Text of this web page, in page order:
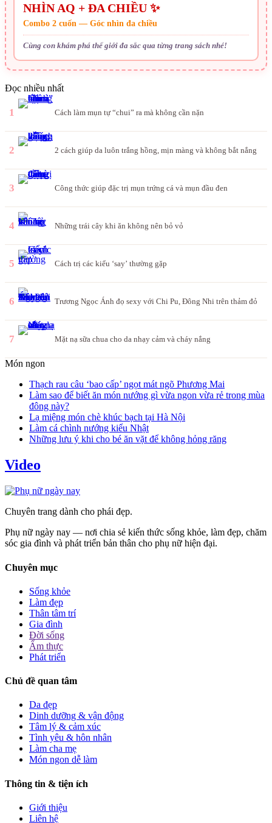
NHÌN AQ + ĐA CHIỀU ✨
Combo 2 cuốn — Góc nhìn đa chiều
Cùng con khám phá thế giới đa sắc qua từng trang sách nhé!
Đọc nhiều nhất
1 Cách làm mụn tự “chui” ra mà không cần nặn
2 2 cách giúp da luôn trắng hồng, mịn màng và không bắt nắng
3 Công thức giúp đặc trị mụn trứng cá và mụn đầu đen
4 Những trái cây khi ăn không nên bỏ vỏ
5 Cách trị các kiểu ‘say’ thường gặp
6 Trương Ngọc Ánh đọ sexy với Chi Pu, Đông Nhi trên thảm đỏ
7 Mặt nạ sữa chua cho da nhạy cảm và cháy nắng
Món ngon
Thạch rau câu ‘bao cấp’ ngọt mát ngõ Phương Mai
Làm sao để biết ăn món nướng gì vừa ngon vừa rẻ trong mùa
đông này?
Lạ miệng món chè khúc bạch tại Hà Nội
Làm cá chình nướng kiểu Nhật
Những lưu ý khi cho bé ăn vặt để không hỏng răng
Video
Chuyên trang dành cho phái đẹp.
Phụ nữ ngày nay — nơi chia sẻ kiến thức sống khỏe, làm đẹp, chăm
sóc gia đình và phát triển bản thân cho phụ nữ hiện đại.
Chuyên mục
Sống khỏe
Làm đẹp
Thân tâm trí
Gia đình
Đời sống
Ẩm thực
Phát triển
Chủ đề quan tâm
Da đẹp
Dinh dưỡng & vận động
Tâm lý & cảm xúc
Tình yêu & hôn nhân
Làm cha mẹ
Món ngon dễ làm
Thông tin & tiện ích
Giới thiệu
Liên hệ